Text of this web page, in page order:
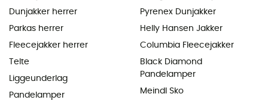
Dunjakker herrer
Parkas herrer
Fleecejakker herrer
Telte
Liggeunderlag
Pandelamper
Pyrenex Dunjakker
Helly Hansen Jakker
Columbia Fleecejakker
Black Diamond
Pandelamper
Meindl Sko